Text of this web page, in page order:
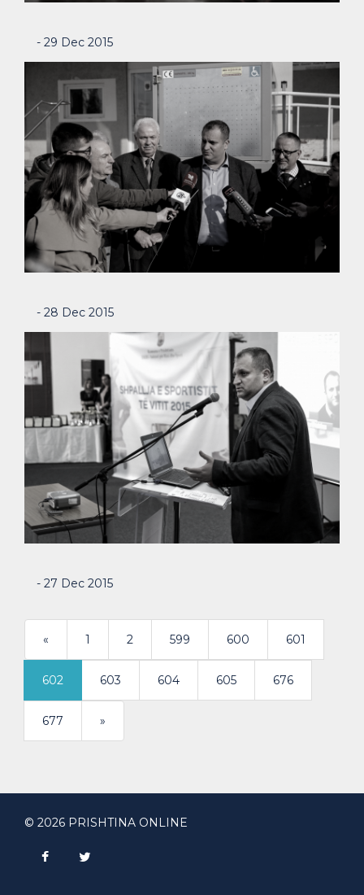
- 29 Dec 2015
- 28 Dec 2015
- 27 Dec 2015
« 1 2 599 600 601
602 603 604 605 676
677 »
© 2026 PRISHTINA ONLINE